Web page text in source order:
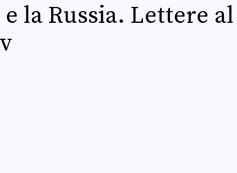
la Russia. Lettere